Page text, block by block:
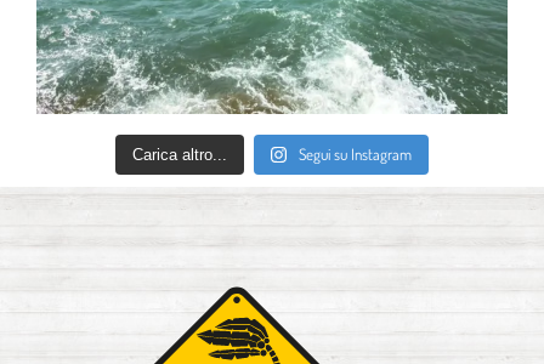
Carica altro... Segui su Instagram